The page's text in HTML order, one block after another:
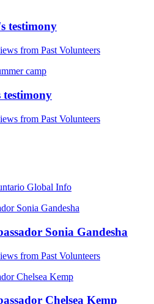
testimony
from Past Volunteers
from Past Volunteers
Global Info
Sonia Gandesha
from Past Volunteers
Chelsea Kemp